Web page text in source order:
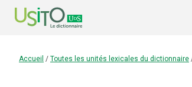
Accueil / Toutes les unités lexicales du dictionnaire